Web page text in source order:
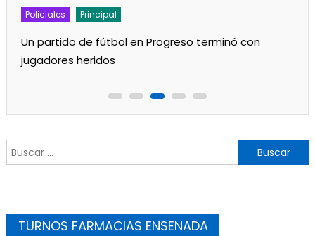
Policiales Principal
Se incendió una vivienda
Buscar:
TURNOS FARMACIAS ENSENADA